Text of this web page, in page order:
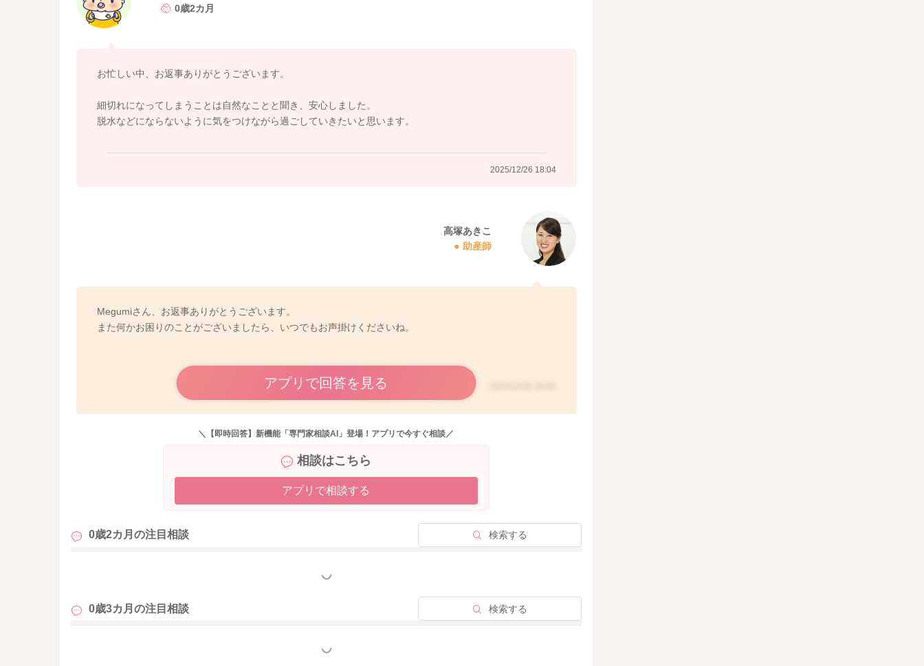
も小さいので、脱水や低血糖になるリスクもあります。ですので、今の時期には夜間でも4〜5時間おきに
は授乳なさっていただく方がいいと思います。
0歳2カ月
お忙しい中、お返事ありがとうございます。
細切れになってしまうことは自然なことと聞き、安心しました。
脱水などにならないように気をつけながら過ごしていきたいと思います。
2025/12/26 18:04
高塚あきこ
助産師
Megumiさん、お返事ありがとうございます。
また何かお困りのことがございましたら、いつでもお声掛けくださいね。
アプリで回答を見る
＼【即時回答】新機能「専門家相談AI」登場！アプリで今すぐ相談／
相談はこちら
アプリで相談する
0歳2カ月の注目相談 検索する
もっと見る
0歳3カ月の注目相談 検索する
もっと見る